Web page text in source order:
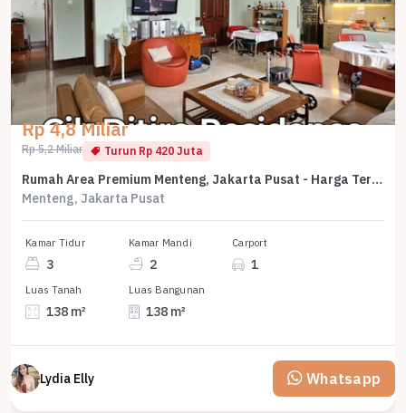
Rp 4,8 Miliar
Rp 5,2 Miliar Turun Rp 420 Juta
Rumah Area Premium Menteng, Jakarta Pusat - Harga Terbaik 4,8 Miliar
Menteng, Jakarta Pusat
Kamar Tidur
3
Kamar Mandi
2
Carport
1
Luas Tanah
138 m²
Luas Bangunan
138 m²
Lydia Elly Whatsapp